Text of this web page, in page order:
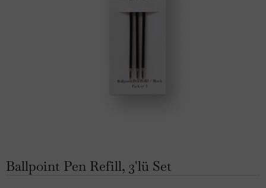
Ballpoint Pen Refill, 3'lü Set